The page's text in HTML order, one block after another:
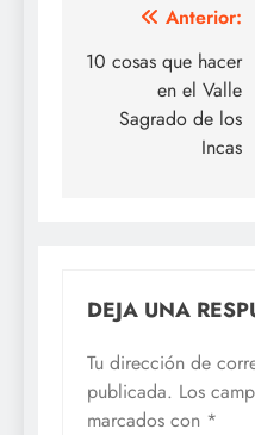
Navegación
de
entradas
Anterior:
10 cosas que hacer
en el Valle
Sagrado de los
Incas
DEJA UNA
Tu dirección de
publicada. Los
marcados con *